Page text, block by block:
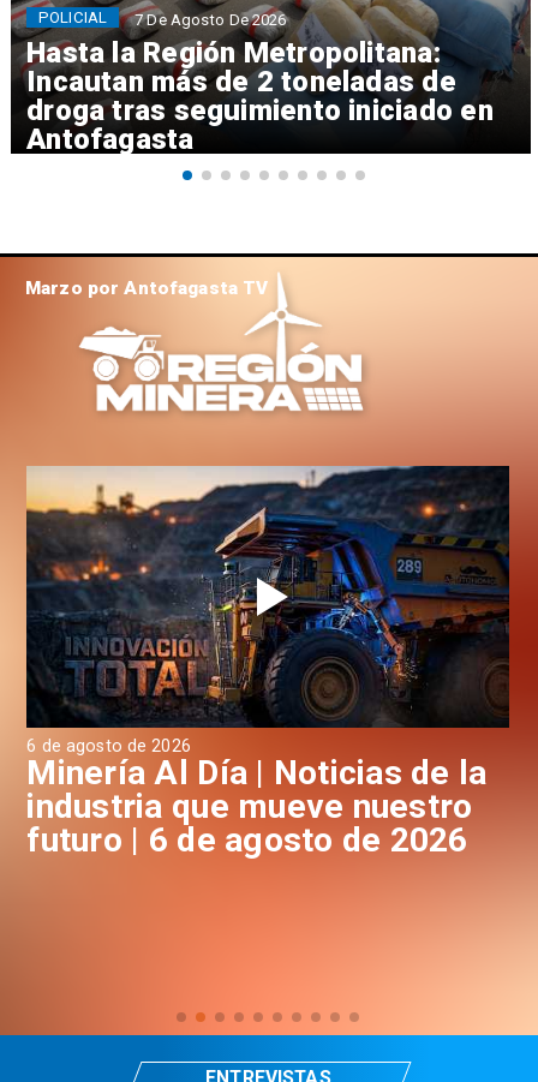
Hasta la Región Metropolitana:
Incautan más de 2 toneladas de
droga tras seguimiento iniciado en
Antofagasta
POLICIAL 7 De Agosto De 2026
6 de agosto de 2026
Minería Al Día | Noticias de la
industria que mueve nuestro
futuro | 6 de agosto de 2026
Marzo por Antofagasta TV